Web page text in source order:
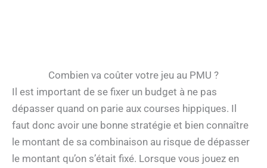
Combien va coûter votre jeu au PMU ?
Il est important de se fixer un budget à ne pas
dépasser quand on parie aux courses hippiques. Il
faut donc avoir une bonne stratégie et bien connaître
le montant de sa combinaison au risque de dépasser
le montant qu’on s’était fixé. Lorsque vous jouez en